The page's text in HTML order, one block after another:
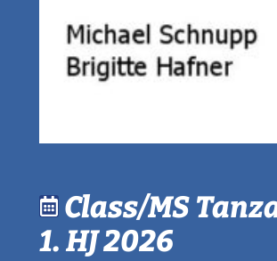
Class/MS
1. HJ 2026